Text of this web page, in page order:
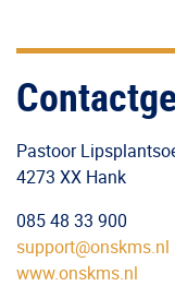
Pastoor
4273 XX Hank
085 48 33 900
support@onskms.nl
www.onskms.nl